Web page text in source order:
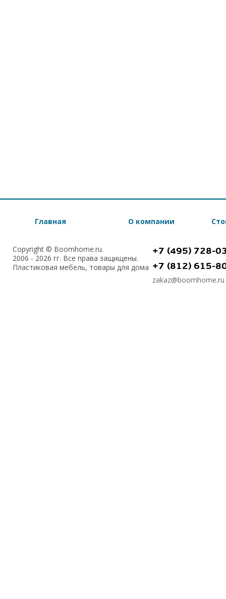
Главная О компании
Copyright © Boomhome.ru.
2006 - 2026 гг. Все права защищены.
Пластиковая мебель, товары для дома
+7 (495) 728-
+7 (812) 615-
zakaz@boomhome.ru